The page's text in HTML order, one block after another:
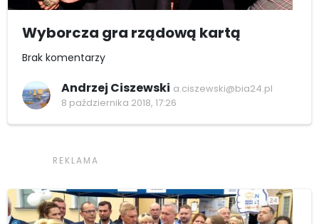
Wyborcza gra rządową kartą
Brak komentarzy
Andrzej Ciszewski a.ciszewski@bia24.pl
8 października 2018, 17:26